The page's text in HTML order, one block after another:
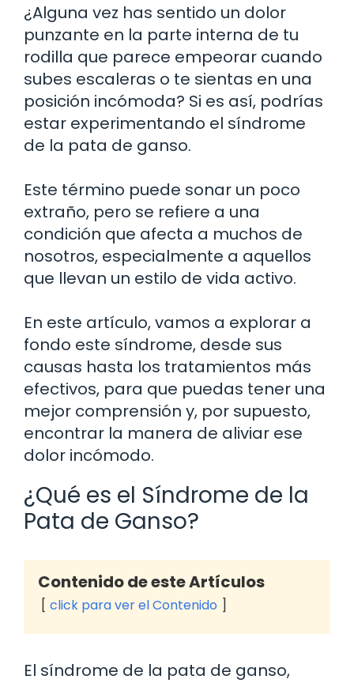
¿Alguna vez has sentido un dolor
punzante en la parte interna de tu
rodilla que parece empeorar cuando
subes escaleras o te sientas en una
posición incómoda? Si es así, podrías
estar experimentando el síndrome
de la pata de ganso.
Este término puede sonar un poco
extraño, pero se refiere a una
condición que afecta a muchos de
nosotros, especialmente a aquellos
que llevan un estilo de vida activo.
En este artículo, vamos a explorar a
fondo este síndrome, desde sus
causas hasta los tratamientos más
efectivos, para que puedas tener una
mejor comprensión y, por supuesto,
encontrar la manera de aliviar ese
dolor incómodo.
¿Qué es el Síndrome de la
Pata de Ganso?
Contenido de este Artículos
click para ver el Contenido
El síndrome de la pata de ganso,